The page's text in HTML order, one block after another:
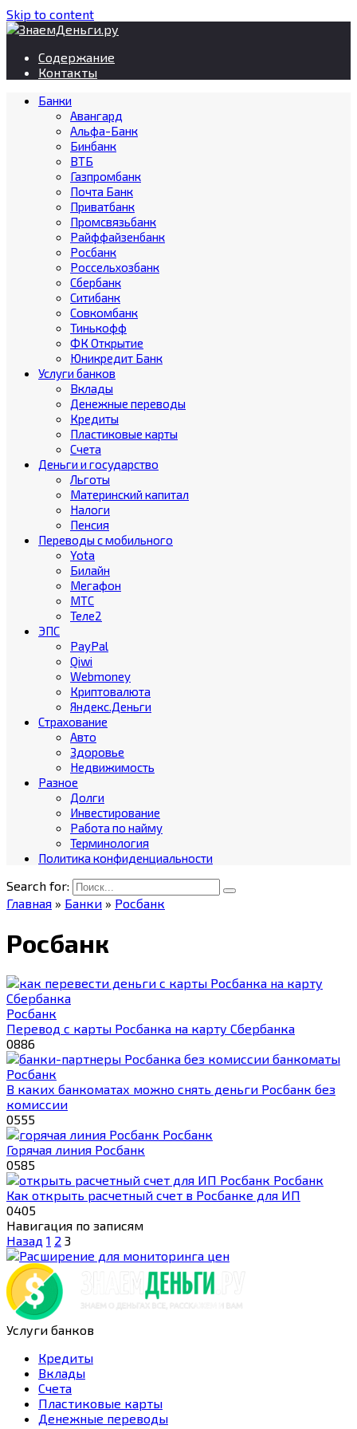
Skip to content
Содержание
Контакты
Банки
Авангард
Альфа-Банк
Бинбанк
ВТБ
Газпромбанк
Почта Банк
Приватбанк
Промсвязьбанк
Райффайзенбанк
Росбанк
Россельхозбанк
Сбербанк
Ситибанк
Совкомбанк
Тинькофф
ФК Открытие
Юникредит Банк
Услуги банков
Вклады
Денежные переводы
Кредиты
Пластиковые карты
Счета
Деньги и государство
Льготы
Материнский капитал
Налоги
Пенсия
Переводы с мобильного
Yota
Билайн
Мегафон
МТС
Теле2
ЭПС
PayPal
Qiwi
Webmoney
Криптовалюта
Яндекс.Деньги
Страхование
Авто
Здоровье
Недвижимость
Разное
Долги
Инвестирование
Работа по найму
Терминология
Политика конфиденциальности
Search for:
Главная » Банки » Росбанк
Росбанк
Росбанк
Перевод с карты Росбанка на карту Сбербанка
0886
Росбанк
В каких банкоматах можно снять деньги Росбанк без
комиссии
0555
Росбанк
Горячая линия Росбанк
0585
Росбанк
Как открыть расчетный счет в Росбанке для ИП
0405
Навигация по записям
Назад 1 2 3
Услуги банков
Кредиты
Вклады
Счета
Пластиковые карты
Денежные переводы